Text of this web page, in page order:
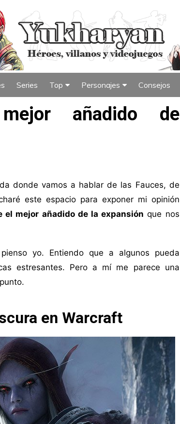
Series Top
Índice de Top
Personajes
Índice de Personajes
Consejos
añadido de
donde vamos a hablar de las Fauces, de
este espacio para exponer mi opinión
el mejor añadido de la expansión que nos
yo. Entiendo que a algunos pueda
estresantes. Pero a mí me parece una
en Warcraft